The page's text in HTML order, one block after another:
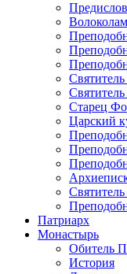
Старец
Царский
Патриарх
Монастырь
Обитель
История